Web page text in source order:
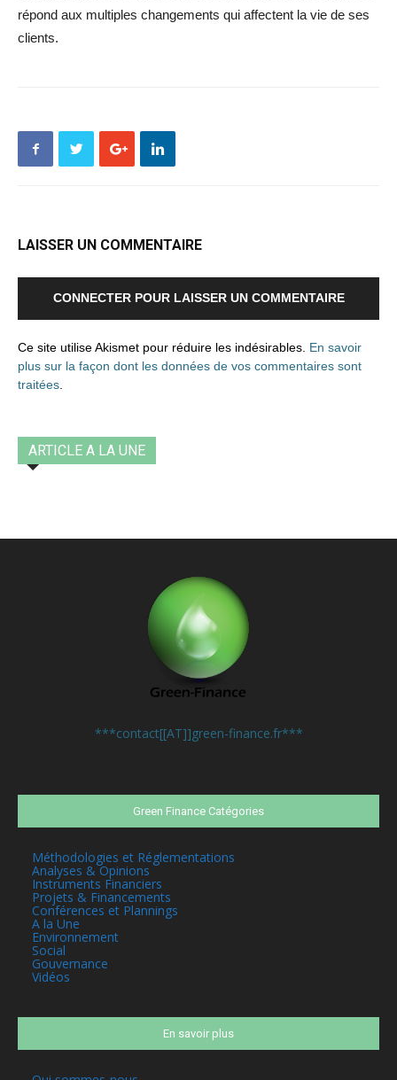
répond aux multiples changements qui affectent la vie de ses
clients.
LAISSER UN COMMENTAIRE
CONNECTER POUR LAISSER UN COMMENTAIRE
Ce site utilise Akismet pour réduire les indésirables. En savoir
plus sur la façon dont les données de vos commentaires sont
traitées
ARTICLE A LA UNE
***contact[[AT]]green-finance.fr***
Green Finance Catégories
Méthodologies et Réglementations
Analyses & Opinions
Instruments Financiers
Projets & Financements
Conférences et Plannings
A la Une
Environnement
Social
Gouvernance
Vidéos
En savoir plus